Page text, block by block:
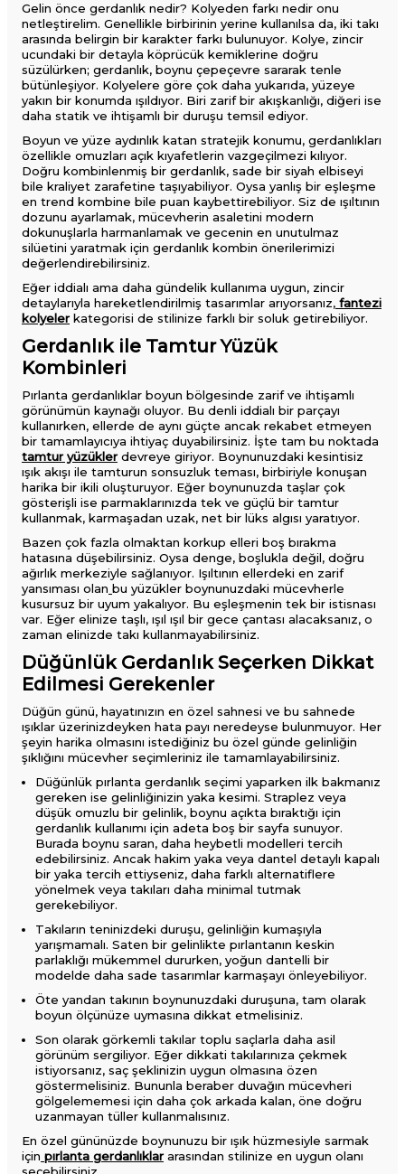
Gelin önce gerdanlık nedir? Kolyeden farkı nedir onu
netleştirelim. Genellikle birbirinin yerine kullanılsa da, iki takı
arasında belirgin bir karakter farkı bulunuyor. Kolye, zincir
ucundaki bir detayla köprücük kemiklerine doğru
süzülürken; gerdanlık, boynu çepeçevre sararak tenle
bütünleşiyor. Kolyelere göre çok daha yukarıda, yüzeye
yakın bir konumda ışıldıyor. Biri zarif bir akışkanlığı, diğeri ise
daha statik ve ihtişamlı bir duruşu temsil ediyor.
Boyun ve yüze aydınlık katan stratejik konumu, gerdanlıkları
özellikle omuzları açık kıyafetlerin vazgeçilmezi kılıyor.
Doğru kombinlenmiş bir gerdanlık, sade bir siyah elbiseyi
bile kraliyet zarafetine taşıyabiliyor. Oysa yanlış bir eşleşme
en trend kombine bile puan kaybettirebiliyor. Siz de ışıltının
dozunu ayarlamak, mücevherin asaletini modern
dokunuşlarla harmanlamak ve gecenin en unutulmaz
silüetini yaratmak için gerdanlık kombin önerilerimizi
değerlendirebilirsiniz.
Eğer iddialı ama daha gündelik kullanıma uygun, zincir
detaylarıyla hareketlendirilmiş tasarımlar arıyorsanız, fantezi
kolyelerkategorisi de stilinize farklı bir soluk getirebiliyor.
Gerdanlık ile Tamtur Yüzük
Kombinleri
Pırlanta gerdanlıklar boyun bölgesinde zarif ve ihtişamlı
görünümün kaynağı oluyor. Bu denli iddialı bir parçayı
kullanırken, ellerde de aynı güçte ancak rekabet etmeyen
bir tamamlayıcıya ihtiyaç duyabilirsiniz. İşte tam bu noktada
tamtur yüzüklerdevreye giriyor. Boynunuzdaki kesintisiz
ışık akışı ile tamturun sonsuzluk teması, birbiriyle konuşan
harika bir ikili oluşturuyor. Eğer boynunuzda taşlar çok
gösterişli ise parmaklarınızda tek ve güçlü bir tamtur
kullanmak, karmaşadan uzak, net bir lüks algısı yaratıyor.
Bazen çok fazla olmaktan korkup elleri boş bırakma
hatasına düşebilirsiniz. Oysa denge, boşlukla değil, doğru
ağırlık merkeziyle sağlanıyor. Işıltının ellerdeki en zarif
yansıması olan bu yüzükler boynunuzdaki mücevherle
kusursuz bir uyum yakalıyor. Bu eşleşmenin tek bir istisnası
var. Eğer elinize taşlı, ışıl ışıl bir gece çantası alacaksanız, o
zaman elinizde takı kullanmayabilirsiniz.
Düğünlük Gerdanlık Seçerken Dikkat
Edilmesi Gerekenler
Düğün günü, hayatınızın en özel sahnesi ve bu sahnede
ışıklar üzerinizdeyken hata payı neredeyse bulunmuyor. Her
şeyin harika olmasını istediğiniz bu özel günde gelinliğin
şıklığını mücevher seçimleriniz ile tamamlayabilirsiniz.
Düğünlük pırlanta gerdanlık seçimi yaparken ilk bakmanız
gereken ise gelinliğinizin yaka kesimi. Straplez veya
düşük omuzlu bir gelinlik, boynu açıkta bıraktığı için
gerdanlık kullanımı için adeta boş bir sayfa sunuyor.
Burada boynu saran, daha heybetli modelleri tercih
edebilirsiniz. Ancak hakim yaka veya dantel detaylı kapalı
bir yaka tercih ettiyseniz, daha farklı alternatiflere
yönelmek veya takıları daha minimal tutmak
gerekebiliyor.
Takıların teninizdeki duruşu, gelinliğin kumaşıyla
yarışmamalı. Saten bir gelinlikte pırlantanın keskin
parlaklığı mükemmel dururken, yoğun dantelli bir
modelde daha sade tasarımlar karmaşayı önleyebiliyor.
Öte yandan takının boynunuzdaki duruşuna, tam olarak
boyun ölçünüze uymasına dikkat etmelisiniz.
Son olarak görkemli takılar toplu saçlarla daha asil
görünüm sergiliyor. Eğer dikkati takılarınıza çekmek
istiyorsanız, saç şeklinizin uygun olmasına özen
göstermelisiniz. Bununla beraber duvağın mücevheri
gölgelememesi için daha çok arkada kalan, öne doğru
uzanmayan tüller kullanmalısınız.
En özel gününüzde boynunuzu bir ışık hüzmesiyle sarmak
için pırlanta gerdanlıklararasından stilinize en uygun olanı